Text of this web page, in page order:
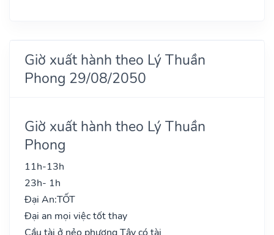
Giờ xuất hành theo Lý Thuần
Phong 29/08/2050
Giờ xuất hành theo Lý Thuần
Phong
11h-13h
23h- 1h
Đại An:TỐT
Đại an mọi việc tốt thay